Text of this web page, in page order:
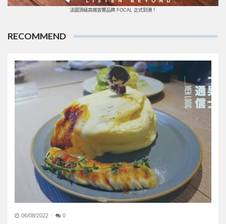
法國頂級高端音響品牌 FOCAL 正式到港！
RECOMMEND
06/08/2022 0